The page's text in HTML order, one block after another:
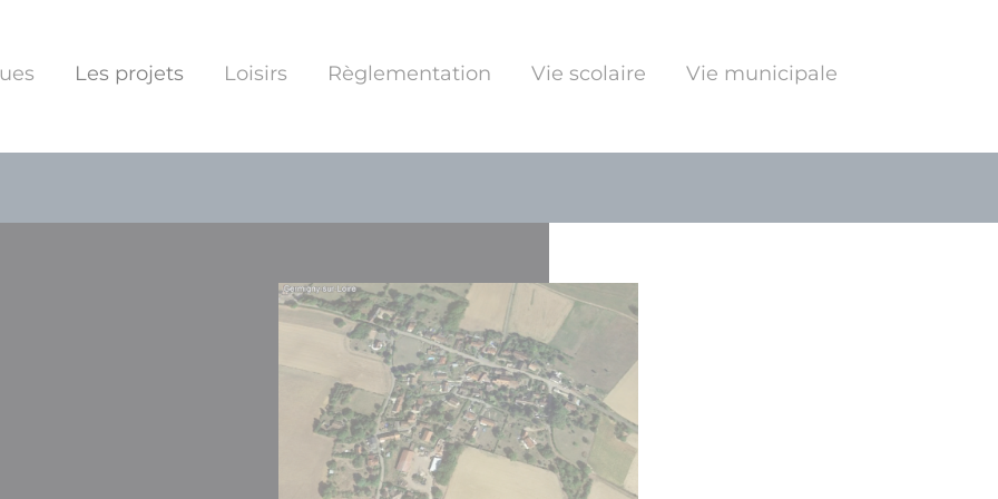
Les projets Loisirs Règlementation Vie scolaire Vie municipale